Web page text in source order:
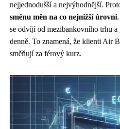
nejjednodušší a nejvýhodnější.
směnu měn na co nejnižší úrovni
se odvíjí od mezibankovního trhu
denně. To znamená, že klienti Air
směňují za férový kurz.